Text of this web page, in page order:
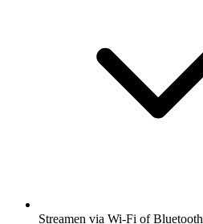
Streamen via Wi-Fi of Bluetooth